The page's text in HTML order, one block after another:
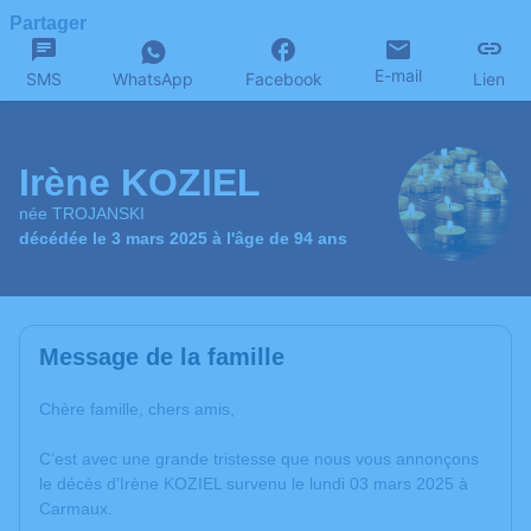
Partager
SMS WhatsApp Facebook E-mail Lien
Irène KOZIEL
née TROJANSKI
décédée le 3 mars 2025 à l'âge de 94 ans
Message de la famille
Chère famille, chers amis,
C’est avec une grande tristesse que nous vous annonçons
le décès d’Irène KOZIEL survenu le lundi 03 mars 2025 à
Carmaux.